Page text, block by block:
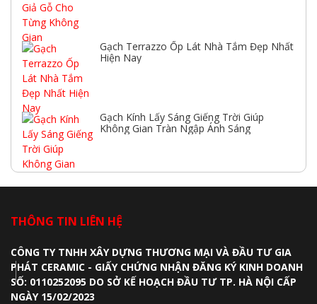
Gạch Terrazzo Ốp Lát Nhà Tắm Đẹp Nhất
Hiện Nay
Gạch Kính Lấy Sáng Giếng Trời Giúp
Không Gian Tràn Ngập Ánh Sáng
THÔNG TIN LIÊN HỆ
CÔNG TY TNHH XÂY DỰNG THƯƠNG MẠI VÀ ĐẦU TƯ GIA
PHÁT CERAMIC - GIẤY CHỨNG NHẬN ĐĂNG KÝ KINH DOANH
SỐ: 0110252095 DO SỞ KẾ HOẠCH ĐẦU TƯ TP. HÀ NỘI CẤP
NGÀY 15/02/2023